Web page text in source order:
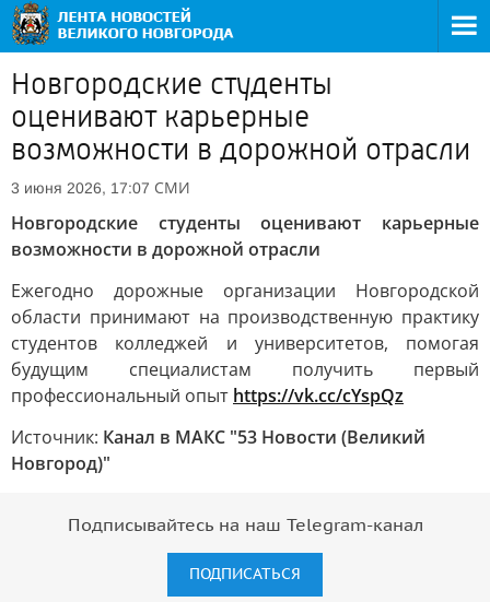
Новгородские студенты
оценивают карьерные
возможности в дорожной отрасли
3 июня 2026, 17:07 СМИ
Новгородские студенты оценивают карьерные
возможности в дорожной отрасли
Ежегодно дорожные организации Новгородской
области принимают на производственную практику
студентов колледжей и университетов, помогая
будущим специалистам получить первый
профессиональный опыт https://vk.cc/cYspQz
Источник: Канал в МАКС "53 Новости (Великий
Новгород)"
Подписывайтесь на наш Telegram-канал
ПОДПИСАТЬСЯ